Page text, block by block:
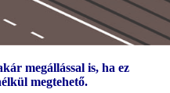
megállással is, ha ez
megtehető.